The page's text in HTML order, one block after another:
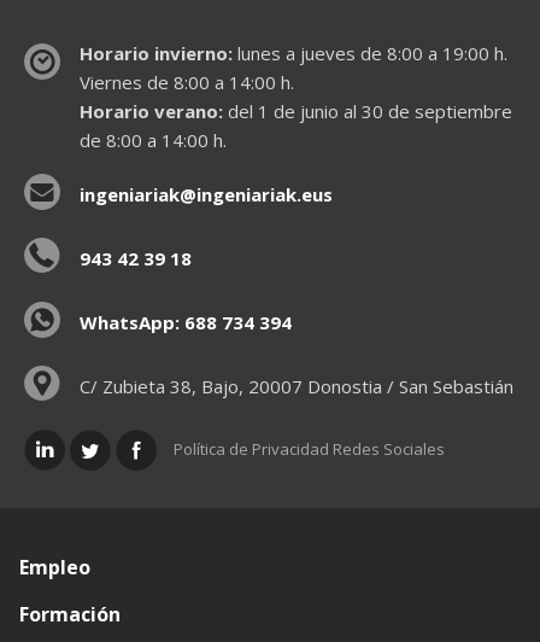
Horario invierno:lunes a jueves de 8:00 a 19:00 h.
Viernes de 8:00 a 14:00 h.
Horario verano:del 1 de junio al 30 de septiembre
de 8:00 a 14:00 h.
ingeniariak@ingeniariak.eus
943 42 39 18
WhatsApp: 688 734 394
C/ Zubieta 38, Bajo, 20007 Donostia / San Sebastián
Política de Privacidad Redes Sociales
Empleo
Formación